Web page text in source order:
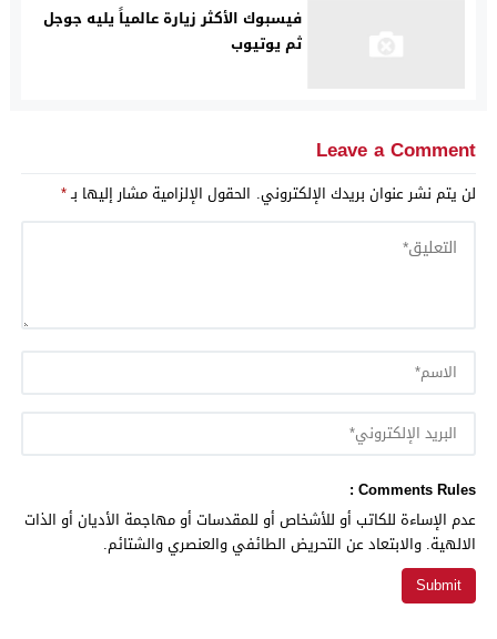
فيسبوك الأكثر زيارة عالمياً يليه جوجل
ثم يوتيوب
Leave a Comment
لن يتم نشر عنوان بريدك الإلكتروني. الحقول الإلزامية مشار إليها بـ*
Comments Rules :
عدم الإساءة للكاتب أو للأشخاص أو للمقدسات أو مهاجمة الأديان أو الذات
الالهية. والابتعاد عن التحريض الطائفي والعنصري والشتائم.